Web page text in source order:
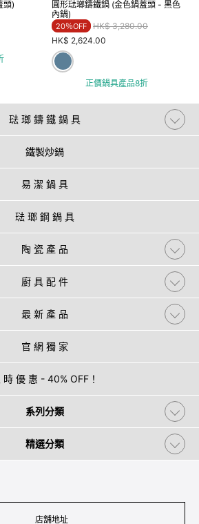
頭)
圓形琺瑯鑄鐵鍋 (金色鍋蓋頭 - 黑色
內鍋)
20％OFF Price reduced from
HK$ 3,280.00to
HK$ 2,624.00
正價鍋具產品8折
琺 瑯 鑄 鐵 鍋 具
鐵製炒鍋
易 潔 鍋 具
琺 瑯 鋼 鍋 具
陶 瓷 產 品
廚 具 配 件
最 新 產 品
官 網 獨 家
時 優 惠 - 40% OFF！
系列分類
精選分類
店舖地址